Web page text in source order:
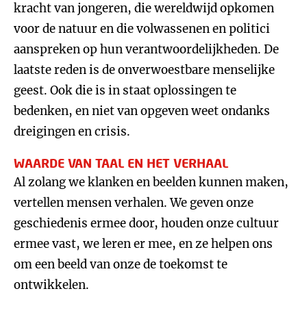
kracht van jongeren, die wereldwijd opkomen
voor de natuur en die volwassenen en politici
aanspreken op hun verantwoordelijkheden. De
laatste reden is de onverwoestbare menselijke
geest. Ook die is in staat oplossingen te
bedenken, en niet van opgeven weet ondanks
dreigingen en crisis.
WAARDE VAN TAAL EN HET VERHAAL
Al zolang we klanken en beelden kunnen maken,
vertellen mensen verhalen. We geven onze
geschiedenis ermee door, houden onze cultuur
ermee vast, we leren er mee, en ze helpen ons
om een beeld van onze de toekomst te
ontwikkelen.